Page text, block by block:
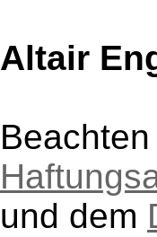
Altair
und dem